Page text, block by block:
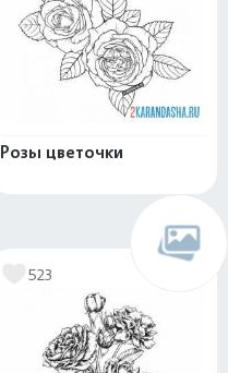
Розы цветочки
523